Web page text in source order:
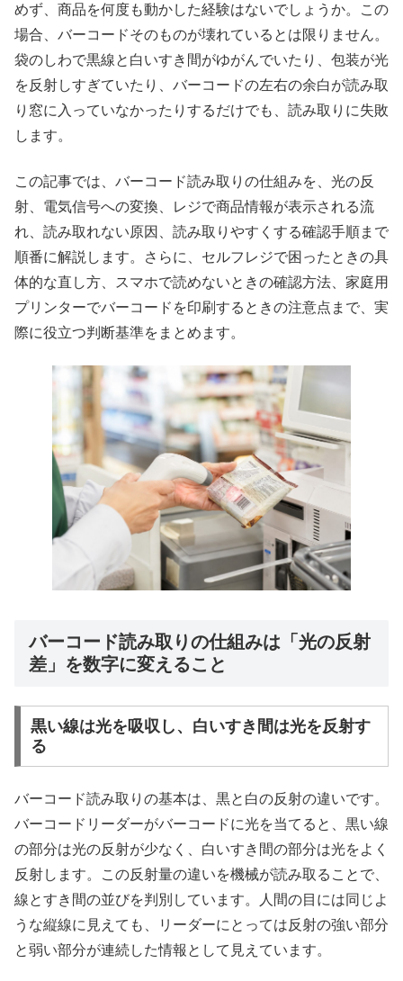
めず、商品を何度も動かした経験はないでしょうか。この
場合、バーコードそのものが壊れているとは限りません。
袋のしわで黒線と白いすき間がゆがんでいたり、包装が光
を反射しすぎていたり、バーコードの左右の余白が読み取
り窓に入っていなかったりするだけでも、読み取りに失敗
します。
この記事では、バーコード読み取りの仕組みを、光の反
射、電気信号への変換、レジで商品情報が表示される流
れ、読み取れない原因、読み取りやすくする確認手順まで
順番に解説します。さらに、セルフレジで困ったときの具
体的な直し方、スマホで読めないときの確認方法、家庭用
プリンターでバーコードを印刷するときの注意点まで、実
際に役立つ判断基準をまとめます。
バーコード読み取りの仕組みは「光の反射
差」を数字に変えること
黒い線は光を吸収し、白いすき間は光を反射す
る
バーコード読み取りの基本は、黒と白の反射の違いです。
バーコードリーダーがバーコードに光を当てると、黒い線
の部分は光の反射が少なく、白いすき間の部分は光をよく
反射します。この反射量の違いを機械が読み取ることで、
線とすき間の並びを判別しています。人間の目には同じよ
うな縦線に見えても、リーダーにとっては反射の強い部分
と弱い部分が連続した情報として見えています。